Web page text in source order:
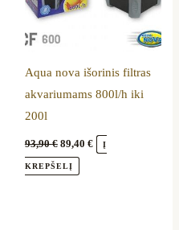
Aqua nova išorinis filtras
akvariumams 800l/h iki
200l
93,90€ 89,40 € Į
KREPŠELĮ